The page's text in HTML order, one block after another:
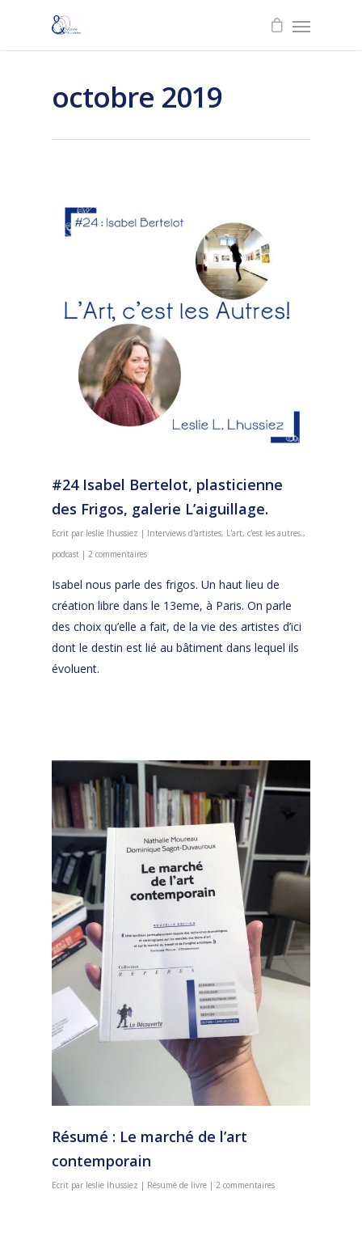
octobre 2019
#24 Isabel Bertelot, plasticienne
des Frigos, galerie L’aiguillage.
Ecrit par leslie lhussiez | Interviews d'artistes, L'art, c'est les autres.,
podcast | 2 commentaires
Isabel nous parle des frigos. Un haut lieu de
création libre dans le 13eme, à Paris. On parle
des choix qu’elle a fait, de la vie des artistes d’ici
dont le destin est lié au bâtiment dans lequel ils
évoluent.
Résumé : Le marché de l’art
contemporain
Ecrit par leslie lhussiez | Résumé de livre | 2 commentaires